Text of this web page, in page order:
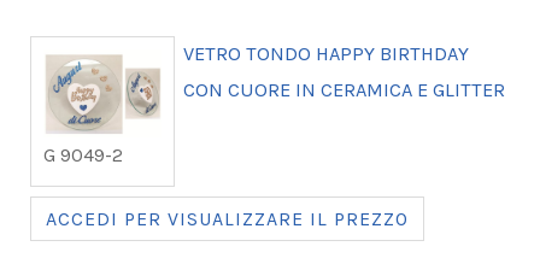
G 9049-2
VETRO TONDO HAPPY BIRTHDAY
CON CUORE IN CERAMICA E GLITTER
ACCEDI PER VISUALIZZARE IL PREZZO